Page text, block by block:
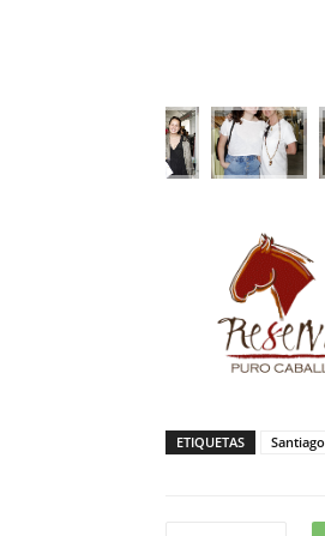
ETIQUETAS Santiago